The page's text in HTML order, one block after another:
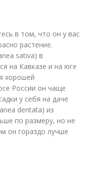
в том, что он у вас
растение.
sativa) в
на Кавказе и на юге
хорошей
России он чаще
у себя на даче
dentata) из
по размеру, но не
он гораздо лучше